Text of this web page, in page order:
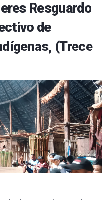
Resguardo
de
(Trece